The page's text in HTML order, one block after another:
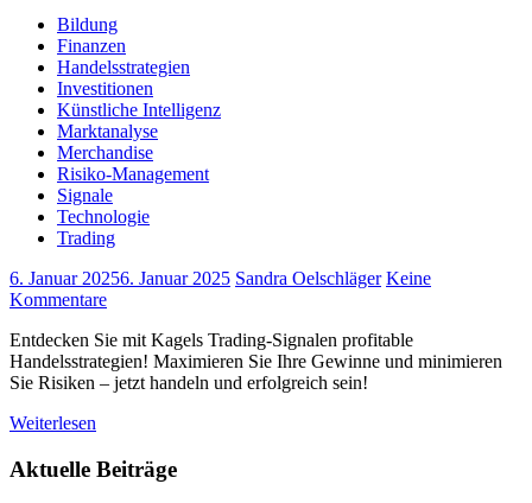
Bildung
Finanzen
Handelsstrategien
Investitionen
Künstliche Intelligenz
Marktanalyse
Merchandise
Risiko-Management
Signale
Technologie
Trading
6. Januar 20256. Januar 2025 Sandra Oelschläger Keine
Kommentare
Entdecken Sie mit Kagels Trading-Signalen profitable
Handelsstrategien! Maximieren Sie Ihre Gewinne und minimieren
Sie Risiken – jetzt handeln und erfolgreich sein!
Weiterlesen
Aktuelle Beiträge